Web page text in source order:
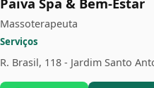
Massoterapeuta
Serviços
R. Brasil, 118 - Jardim Santo